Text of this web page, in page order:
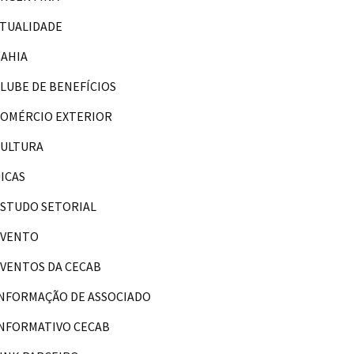
DE BENEFÍCIOS
EXTERIOR
SETORIAL
DA CECAB
DE ASSOCIADO
CECAB